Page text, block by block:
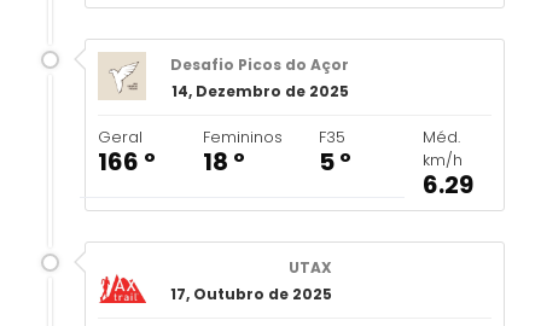
Desafio Picos do Açor
14, Dezembro de 2025
Geral
166 º
Femininos
18 º
F35
5 º
Méd.
km/h
6.29
UTAX
17, Outubro de 2025